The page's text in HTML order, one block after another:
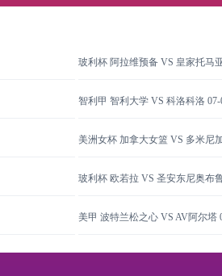
玻利杯 阿拉维预备 VS 皇家托马
智利甲 智利大学 VS 科洛科洛07-
美洲女杯 加拿大女篮 VS 多米尼
玻利杯 欧若拉 VS 圣安东尼奥布
美甲 波特兰松之心 VS AV阿尔塔